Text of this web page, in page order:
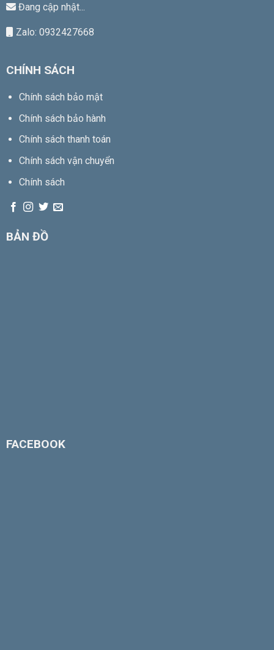
Đang cập nhật...
Zalo: 0932427668
CHÍNH SÁCH
Chính sách bảo mật
Chính sách bảo hành
Chính sách thanh toán
Chính sách vận chuyển
Chính sách
BẢN ĐỒ
FACEBOOK